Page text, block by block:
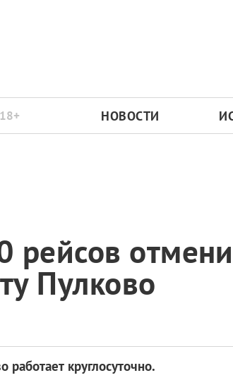
18+ НОВОСТИ
рейсов
Пулково
круглосуточно.